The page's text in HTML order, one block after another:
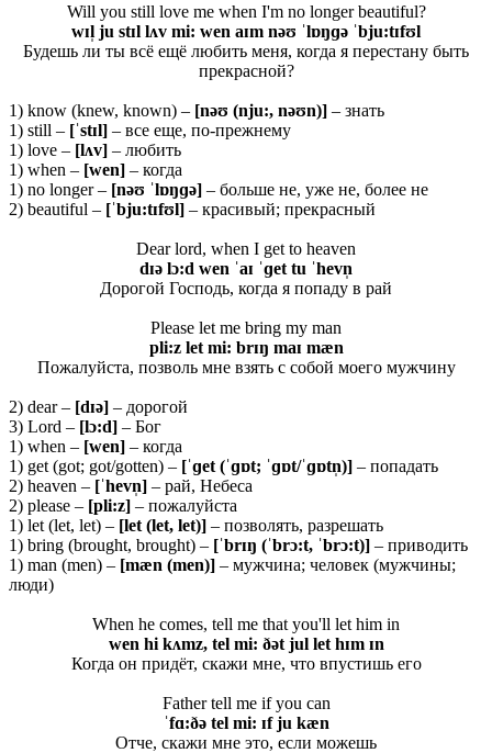
Will you still love me when I'm no longer beautiful?
wɪl̩ ju stɪl lʌv mi: wen aɪm nəʊ ˈlɒŋɡə ˈbju:tɪfʊl
Будешь ли ты всё ещё любить меня, когда я перестану быть
прекрасной?
1) know (knew, known) – [nəʊ (nju:, nəʊn)] – знать
1) still – [ˈstɪl] – все еще, по-прежнему
1) love – [lʌv] – любить
1) when – [wen] – когда
1) no longer – [nəʊ ˈlɒŋɡə] – больше не, уже не, более не
2) beautiful – [ˈbju:tɪfʊl] – красивый; прекрасный
Dear lord, when I get to heaven
dɪə lɔ:d wen ˈaɪ ˈɡet tu ˈhevn̩
Дорогой Господь, когда я попаду в рай
Please let me bring my man
pli:z let mi: brɪŋ maɪ mæn
Пожалуйста, позволь мне взять с собой моего мужчину
2) dear – [dɪə] – дорогой
3) Lord – [lɔ:d] – Бог
1) when – [wen] – когда
1) get (got; got/gotten) – [ˈɡet (ˈɡɒt; ˈɡɒt/ˈɡɒtn̩)] – попадать
2) heaven – [ˈhevn̩] – рай, Небеса
2) please – [pli:z] – пожалуйста
1) let (let, let) – [let (let, let)] – позволять, разрешать
1) bring (brought, brought) – [ˈbrɪŋ (ˈbrɔ:t, ˈbrɔ:t)] – приводить
1) man (men) – [mæn (men)] – мужчина; человек (мужчины;
люди)
When he comes, tell me that you'll let him in
wen hi kʌmz, tel mi: ðət jul let hɪm ɪn
Когда он придёт, скажи мне, что впустишь его
Father tell me if you can
ˈfɑ:ðə tel mi: ɪf ju kæn
Отче, скажи мне это, если можешь